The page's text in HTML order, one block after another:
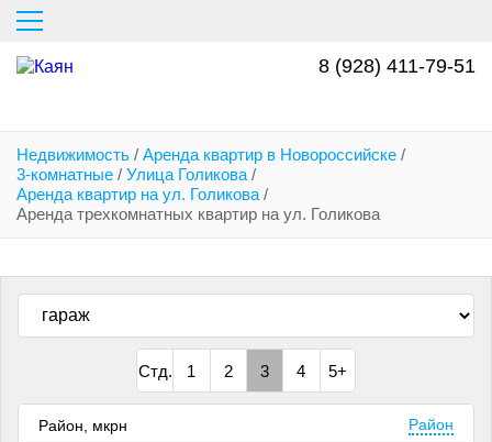
Перейти
основному
содержанию
8 (928) 411-79-51
Недвижимость / Аренда квартир в Новороссийске /
3-комнатные / Улица Голикова /
Аренда квартир на ул. Голикова /
Аренда трехкомнатных квартир на ул. Голикова
Стд. 1 2 3 4 5+
Район